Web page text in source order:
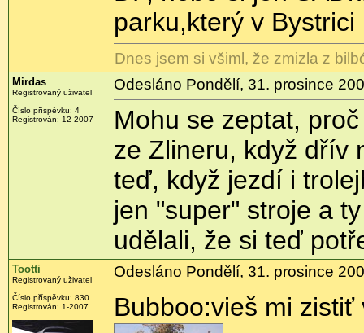
parku,který v
Dnes jsem si všiml, že zmizla z
Mirdas
Registrovaný uživatel
Číslo příspěvku: 4
Registrován: 12-2007
Odesláno Pondělí, 31. prosince
Mohu se zeptat,
ze Zlineru, když dřív
teď, když jezdí i
jen "super" stroje a
udělali, že si teď
Tootti
Registrovaný uživatel
Číslo příspěvku: 830
Registrován: 1-2007
Odesláno Pondělí, 31. prosince
Bubboo:vieš mi